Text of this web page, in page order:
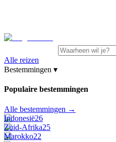
Alle reizen
Bestemmingen ▾
Populaire bestemmingen
Alle bestemmingen →
Indonesië26
Zuid-Afrika25
Marokko22